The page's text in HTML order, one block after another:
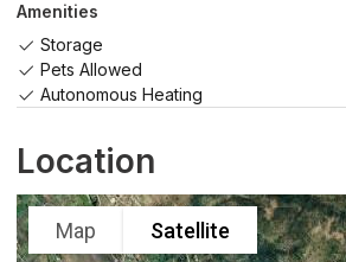
Amenities
Storage
Pets Allowed
Autonomous Heating
Location
Map Satellite